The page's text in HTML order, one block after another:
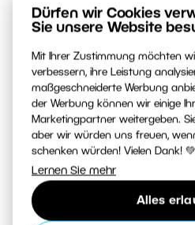
Dürfen wir Cookies
Sie unsere Website
Mit Ihrer Zustimmung möchten
verbessern, ihre Leistung
maßgeschneiderte Werbung
der Werbung können wir einige
Marketingpartner weitergeben.
aber wir würden uns freuen,
schenken würden! Vielen Dank!
Lernen Sie mehr
Alles
Ester